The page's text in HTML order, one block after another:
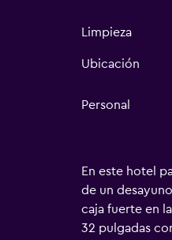
Limpieza
Ubicación
Personal
En este hotel
de un
caja fuerte en
32 pulgadas